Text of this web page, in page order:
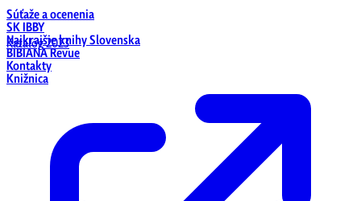
Katalóg 2023
Súťaže a ocenenia
SK IBBY
Najkrajšie knihy Slovenska
BIBIANA Revue
Kontakty
Knižnica